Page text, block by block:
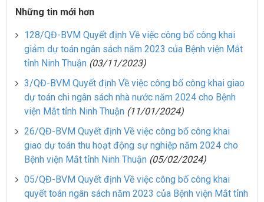
Những tin mới hơn
128/QĐ-BVM Quyết định Về việc công bố công khai
giảm dự toán ngân sách năm 2023 của Bệnh viện Mắt
tỉnh Ninh Thuận (03/11/2023)
3/QĐ-BVM Quyết định Về việc công bố công khai giao
dự toán chi ngân sách nhà nước năm 2024 cho Bệnh
viện Mắt tỉnh Ninh Thuận (11/01/2024)
26/QĐ-BVM Quyết định Về việc công bố công khai
giao dự toán thu hoạt động sự nghiệp năm 2024 cho
Bệnh viện Mắt tỉnh Ninh Thuận (05/02/2024)
05/QĐ-BVM Quyết định Về việc công bố công khai
quyết toán ngân sách năm 2023 của Bệnh viện Mắt tỉnh